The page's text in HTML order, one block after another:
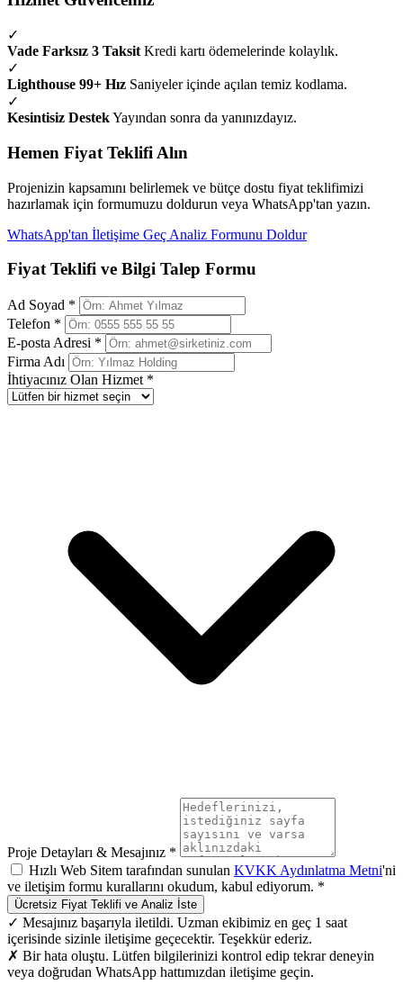
✓
Vade Farksız 3 Taksit Kredi kartı ödemelerinde kolaylık.
✓
Lighthouse 99+ Hız Saniyeler içinde açılan temiz kodlama.
✓
Kesintisiz DestekYayından sonra da yanınızdayız.
Hemen Fiyat Teklifi Alın
Projenizin kapsamını belirlemek ve bütçe dostu fiyat teklifimizi
hazırlamak için formumuzu doldurun veya WhatsApp'tan yazın.
WhatsApp'tan İletişime Geç Analiz Formunu Doldur
Fiyat Teklifi ve Bilgi Talep Formu
Ad Soyad *
Telefon *
E-posta Adresi *
Firma Adı
İhtiyacınız Olan Hizmet *
Proje Detayları & Mesajınız *
Hızlı Web Sitem tarafından sunulan KVKK Aydınlatma Metni'ni
ve iletişim formu kurallarını okudum, kabul ediyorum. *
Ücretsiz Fiyat Teklifi ve Analiz İste
✓ Mesajınız başarıyla iletildi. Uzman ekibimiz en geç 1 saat
içerisinde sizinle iletişime geçecektir. Teşekkür ederiz.
✗ Bir hata oluştu. Lütfen bilgilerinizi kontrol edip tekrar deneyin
veya doğrudan WhatsApp hattımızdan iletişime geçin.